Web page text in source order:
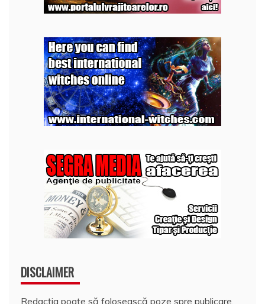
DISCLAIMER
Redacția poate să folosească poze spre publicare,